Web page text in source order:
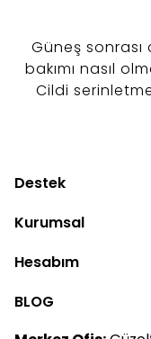
Güneş sonrası
bakımı nasıl
Cildi
nemlendirici
Destek
Kurumsal
Hesabım
BLOG